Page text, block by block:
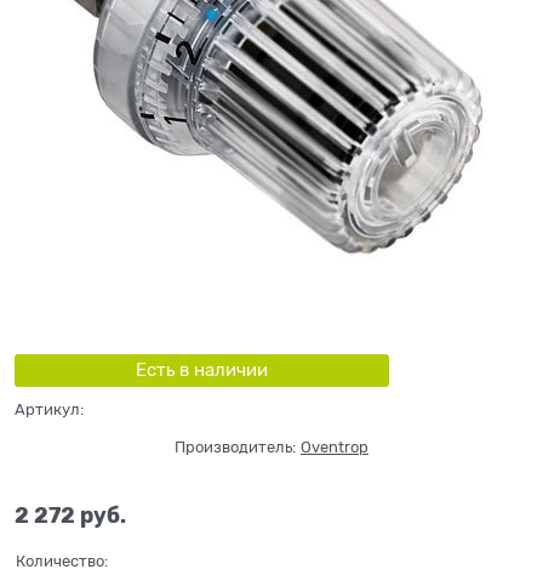
Есть в наличии
Артикул:
Производитель: Oventrop
2 272 руб.
Количество: